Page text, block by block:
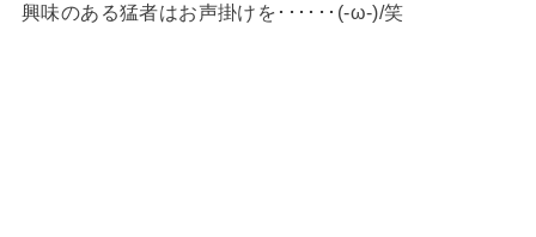
興味のある猛者はお声掛けを･･････(-ω-)/笑